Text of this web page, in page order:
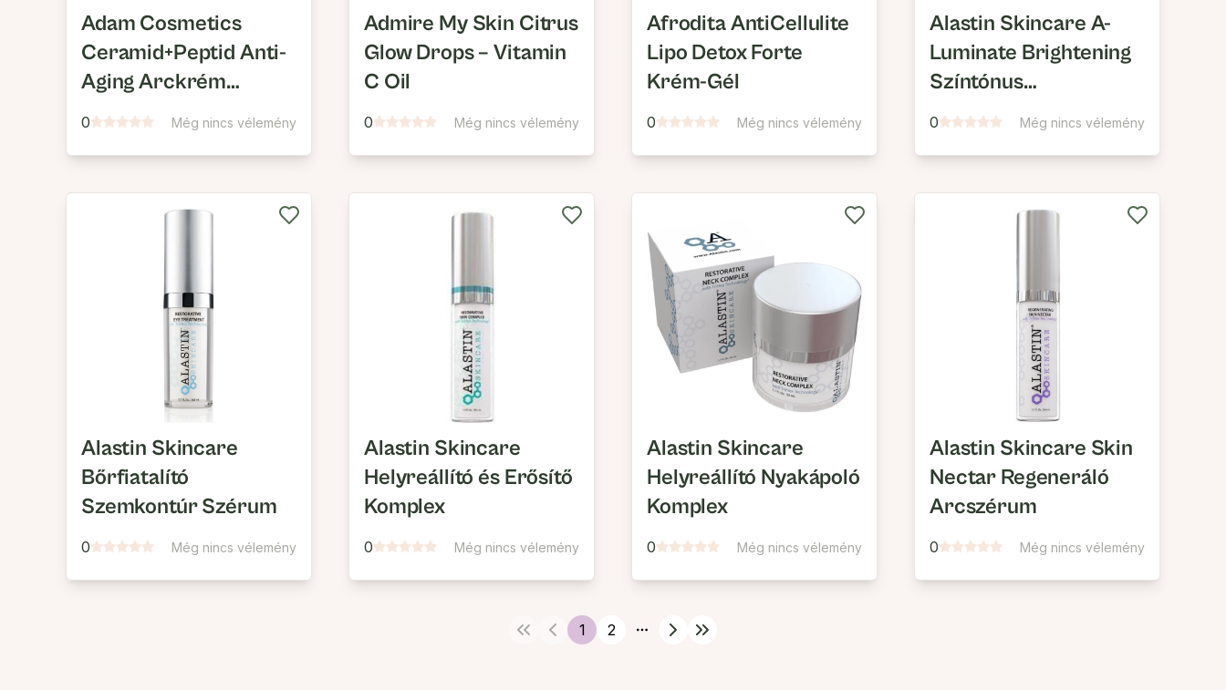
Adam Cosmetics
Ceramid+Peptid Anti-
Aging Arckrém
Argánolajjal és
0 Még nincs vélemény
Admire My Skin Citrus
Glow Drops – Vitamin
C Oil
0 Még nincs vélemény
Afrodita AntiCellulite
Lipo Detox Forte
Krém-Gél
0 Még nincs vélemény
Alastin Skincare A-
Luminate Brightening
Színtónus
Harmonizáló Szérum
0 Még nincs vélemény
Alastin Skincare
Bőrfiatalító
Szemkontúr Szérum
0 Még nincs vélemény
Alastin Skincare
Helyreállító és Erősítő
Komplex
0 Még nincs vélemény
Alastin Skincare
Helyreállító Nyakápoló
Komplex
0 Még nincs vélemény
Alastin Skincare Skin
Nectar Regeneráló
Arcszérum
0 Még nincs vélemény
1 2
More pages